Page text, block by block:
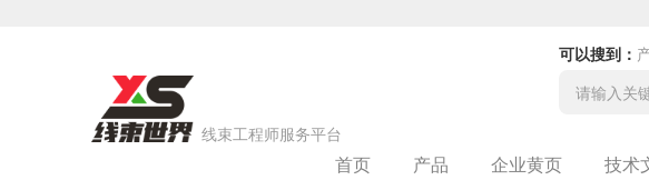
线束工程师服务平台
可以搜到：
首页 产品 企业黄页 技术